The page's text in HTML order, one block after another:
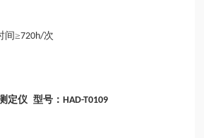
间≥720h/次
定仪 型号：HAD-T0109